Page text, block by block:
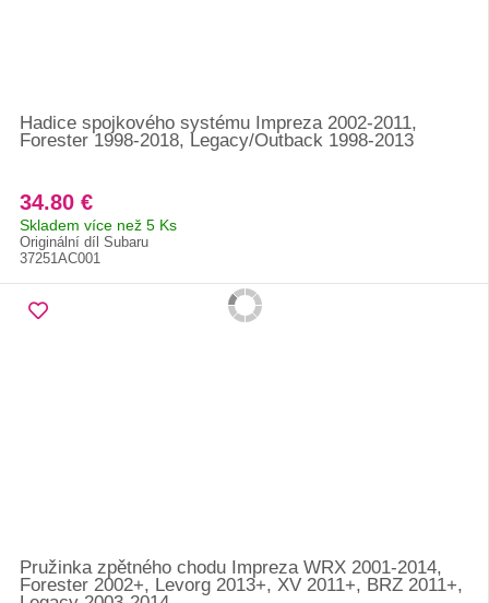
Hadice spojkového systému Impreza 2002-2011,
Forester 1998-2018, Legacy/Outback 1998-2013
34.80 €
Skladem více než 5 Ks
Originální díl Subaru
37251AC001
Pružinka zpětného chodu Impreza WRX 2001-2014,
Forester 2002+, Levorg 2013+, XV 2011+, BRZ 2011+,